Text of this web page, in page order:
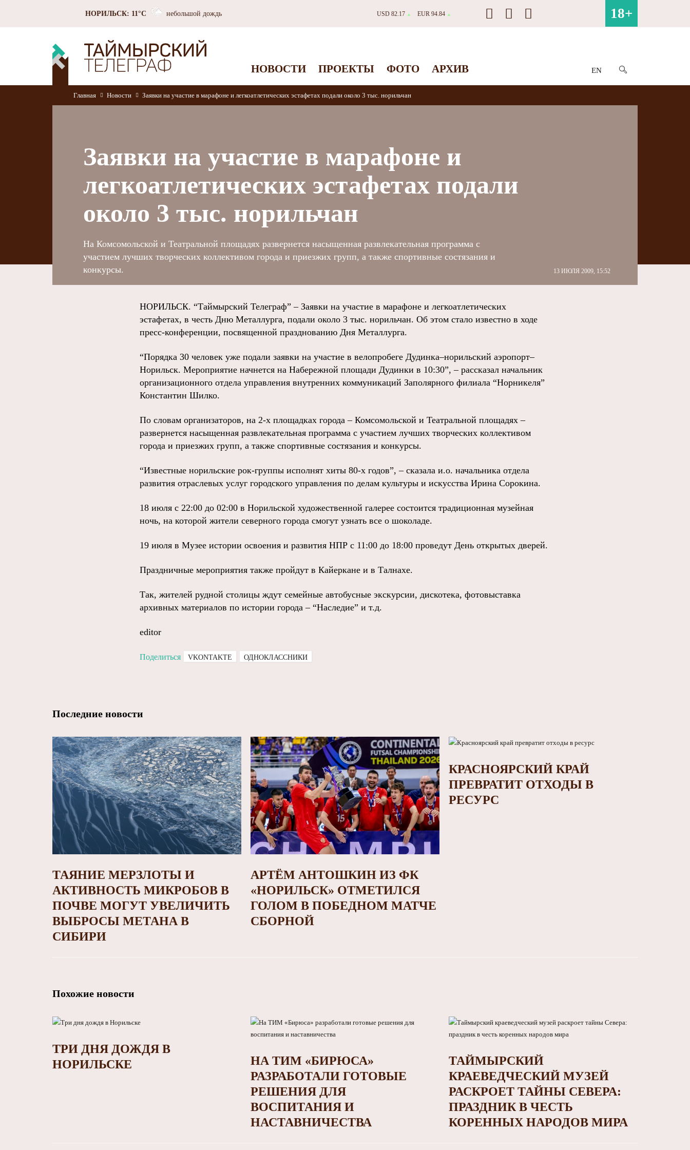
НОРИЛЬСК: 11°C небольшой дождь USD 82.17 ▲ EUR 94.84 ▲ 18+
НОВОСТИ ПРОЕКТЫ ФОТО АРХИВ EN
Главная Новости Заявки на участие в марафоне и легкоатлетических эстафетах подали около 3 тыс. норильчан
Заявки на участие в марафоне и
легкоатлетических эстафетах подали
около 3 тыс. норильчан
13 ИЮЛЯ 2009, 15:52
На Комсомольской и Театральной площадях развернется насыщенная развлекательная программа с
участием лучших творческих коллективом города и приезжих групп, а также спортивные состязания и
конкурсы.
НОРИЛЬСК. “Таймырский Телеграф” – Заявки на участие в марафоне и легкоатлетических
эстафетах, в честь Дню Металлурга, подали около 3 тыс. норильчан. Об этом стало известно в ходе
пресс-конференции, посвященной празднованию Дня Металлурга.
“Порядка 30 человек уже подали заявки на участие в велопробеге Дудинка–норильский аэропорт–
Норильск. Мероприятие начнется на Набережной площади Дудинки в 10:30”, – рассказал начальник
организационного отдела управления внутренних коммуникаций Заполярного филиала “Норникеля”
Константин Шилко.
По словам организаторов, на 2-х площадках города – Комсомольской и Театральной площадях –
развернется насыщенная развлекательная программа с участием лучших творческих коллективом
города и приезжих групп, а также спортивные состязания и конкурсы.
“Известные норильские рок-группы исполнят хиты 80-х годов”, – сказала и.о. начальника отдела
развития отраслевых услуг городского управления по делам культуры и искусства Ирина Сорокина.
18 июля с 22:00 до 02:00 в Норильской художественной галерее состоится традиционная музейная
ночь, на которой жители северного города смогут узнать все о шоколаде.
19 июля в Музее истории освоения и развития НПР с 11:00 до 18:00 проведут День открытых дверей.
Праздничные мероприятия также пройдут в Кайеркане и в Талнахе.
Так, жителей рудной столицы ждут семейные автобусные экскурсии, дискотека, фотовыставка
архивных материалов по истории города – “Наследие” и т.д.
editor
Поделиться VKONTAKTE ОДНОКЛАССНИКИ
Последние новости
ТАЯНИЕ МЕРЗЛОТЫ И
АКТИВНОСТЬ МИКРОБОВ В
ПОЧВЕ МОГУТ УВЕЛИЧИТЬ
ВЫБРОСЫ МЕТАНА В
СИБИРИ
АРТЁМ АНТОШКИН ИЗ ФК
«НОРИЛЬСК» ОТМЕТИЛСЯ
ГОЛОМ В ПОБЕДНОМ МАТЧЕ
СБОРНОЙ
КРАСНОЯРСКИЙ КРАЙ
ПРЕВРАТИТ ОТХОДЫ В
РЕСУРС
Похожие новости
ТРИ ДНЯ ДОЖДЯ В
НОРИЛЬСКЕ
НА ТИМ «БИРЮСА»
РАЗРАБОТАЛИ ГОТОВЫЕ
РЕШЕНИЯ ДЛЯ
ВОСПИТАНИЯ И
НАСТАВНИЧЕСТВА
ТАЙМЫРСКИЙ
КРАЕВЕДЧЕСКИЙ МУЗЕЙ
РАСКРОЕТ ТАЙНЫ СЕВЕРА:
ПРАЗДНИК В ЧЕСТЬ
КОРЕННЫХ НАРОДОВ МИРА